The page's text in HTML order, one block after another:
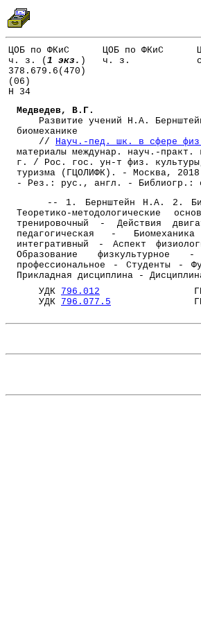
ЦОБ по ФКиС
ч. з. ( 1 экз. )
378.679.6(470)
(06)
Н 34
ЦОБ по ФКиС
ч. з.
Медведев, В.Г.
Развитие учений Н.А.
биомеханике
// Науч.-пед. шк. в сфере
материалы междунар. науч.-
г. / Рос. гос. ун-т физ.
туризма (ГЦОЛИФК). - Москва,
- Рез.: рус., англ. - Библиогр.:
-- 1. Бернштейн Н.А. 2.
Теоретико-методологические
тренировочный - Действия
педагогическая -
интегративный - Аспект
Образование физкультурное
профессиональное - Студенты -
Прикладная дисциплина -
УДК 796.012
УДК 796.077.5